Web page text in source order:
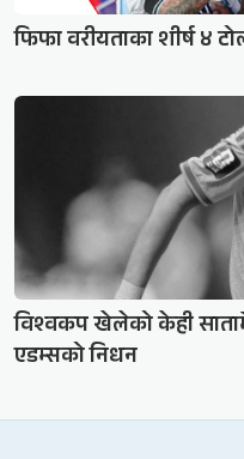
फिफा वरीयताका शीर्ष ४
विश्वकप खेलेको केही
एडम्सको निधन